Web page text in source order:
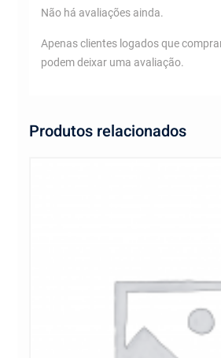
Não há avaliações ainda.
Apenas clientes logados que
podem deixar uma avaliação.
Produtos relacionados